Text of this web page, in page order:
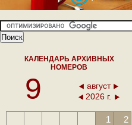
КАЛЕНДАРЬ АРХИВНЫХ
НОМЕРОВ
9
август
2026 г.
1
2